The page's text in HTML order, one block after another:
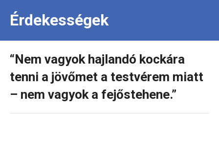
Érdekességek
“Nem vagyok hajlandó kockára
tenni a jövőmet a testvérem miatt
– nem vagyok a fejőstehene.”